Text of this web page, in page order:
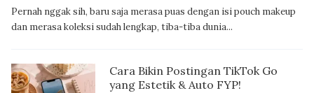
Pernah nggak sih, baru saja merasa puas dengan isi pouch makeup
dan merasa koleksi sudah lengkap, tiba-tiba dunia...
Cara Bikin Postingan TikTok Go
yang Estetik & Auto FYP!